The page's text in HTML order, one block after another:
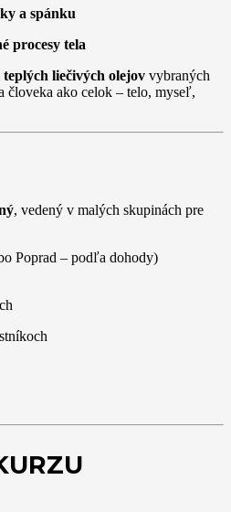
a spánku
procesy tela
teplých liečivých olejov vybraných
človeka ako celok – telo, myseľ,
, vedený v malých skupinách pre
Poprad – podľa dohody)